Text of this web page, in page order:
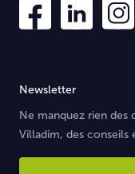
Newsletter
Ne manquez rien des
Villadim, des conseils